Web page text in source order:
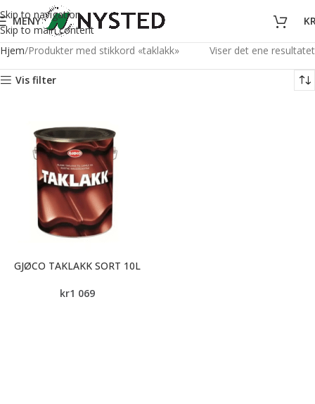
Skip to navigation
Skip to main content
MENY
Hjem Produkter med stikkord «taklakk» Viser det ene resultatet
Vis filter
GJØCO TAKLAKK SORT 10L
kr1 069